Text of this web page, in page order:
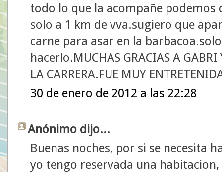
todo lo que la acompañe
solo a 1 km de vva.sugiero que
carne para asar en la
hacerlo.MUCHAS GRACIAS A
LA CARRERA.FUE MUY
30 de enero de 2012 a las 22:28
Anónimo dijo...
Buenas noches, por si se necesita
yo tengo reservada una